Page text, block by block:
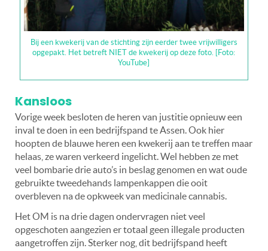
Bij een kwekerij van de stichting zijn eerder twee vrijwilligers
opgepakt. Het betreft NIET de kwekerij op deze foto. [Foto:
YouTube]
Kansloos
Vorige week besloten de heren van justitie opnieuw een
inval te doen in een bedrijfspand te Assen. Ook hier
hoopten de blauwe heren een kwekerij aan te treffen maar
helaas, ze waren verkeerd ingelicht. Wel hebben ze met
veel bombarie drie auto’s in beslag genomen en wat oude
gebruikte tweedehands lampenkappen die ooit
overbleven na de opkweek van medicinale cannabis.
Het OM is na drie dagen ondervragen niet veel
opgeschoten aangezien er totaal geen illegale producten
aangetroffen zijn. Sterker nog, dit bedrijfspand heeft